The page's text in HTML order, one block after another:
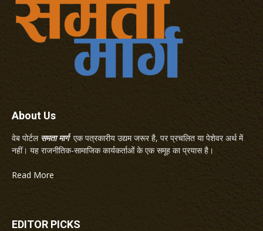
About Us
वेब पोर्टल समता मार्गएक पत्रकारीय उद्यम जरूर है, पर प्रचलित या पेशेवर अर्थ में
नहीं। यह राजनीतिक-सामाजिक कार्यकर्ताओं के एक समूह का प्रयास है।
Read More
EDITOR PICKS